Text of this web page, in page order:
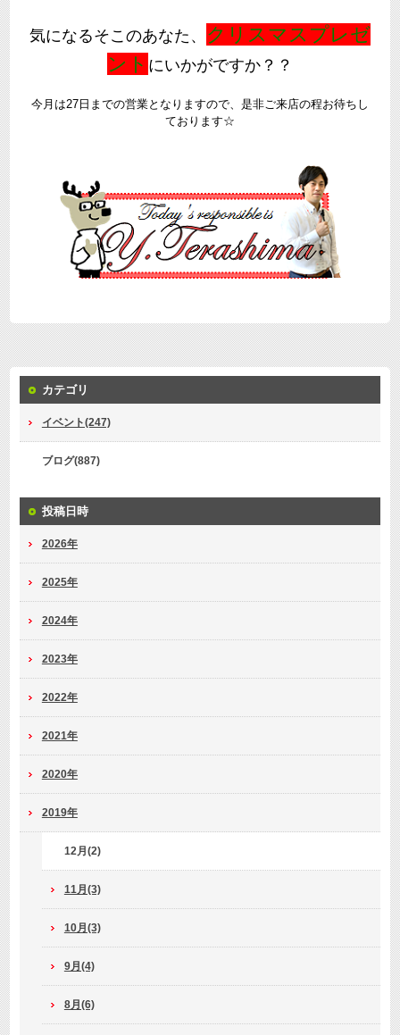
気になるそこのあなた、 クリスマスプレゼ
ント にいかがですか？？
今月は27日までの営業となりますので、是非ご来店の程お待ちし
ております☆
カテゴリ
イベント(247)
ブログ(887)
投稿日時
2026年
2025年
2024年
2023年
2022年
2021年
2020年
2019年
12月(2)
11月(3)
10月(3)
9月(4)
8月(6)